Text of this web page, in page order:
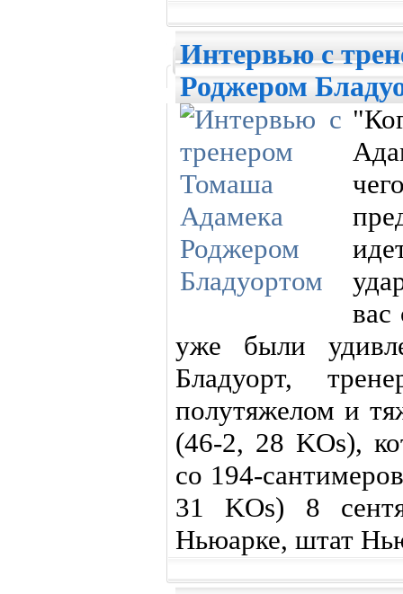
Интервью с
Роджером
уже были
Бладуорт,
полутяжелом и
(46-2, 28 KOs),
со 194-
31 KOs) 8
Ньюарке, штат